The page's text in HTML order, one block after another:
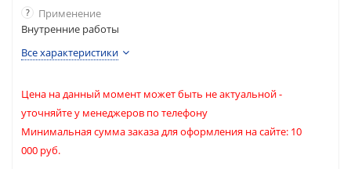
?
Применение
Внутренние работы
Все характеристики
Цена на данный момент может быть не актуальной -
уточняйте у менеджеров по телефону
Минимальная сумма заказа для оформления на сайте: 10
000 руб.